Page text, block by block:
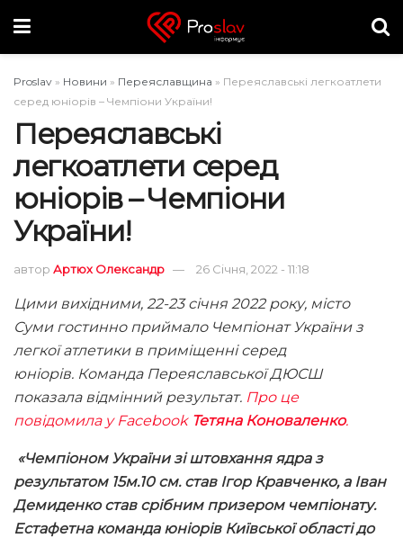
Proslav » Новини » Переяславщина » Переяславські легкоатлети
серед юніорів – Чемпіони України!
Переяславські
легкоатлети серед
юніорів – Чемпіони
України!
автор Артюх Олександр 26 Січня, 2022 - 11:18
Цими вихідними, 22-23 січня 2022 року, місто
Суми гостинно приймало Чемпіонат України з
легкої атлетики в приміщенні серед
юніорів. Команда Переяславської ДЮСШ
показала відмінний результат. Про це
повідомила у Facebook Тетяна Коноваленко.
«Чемпіоном України зі штовхання ядра з
результатом 15м.10 см. став Ігор Кравченко, а Іван
Демиденко став срібним призером чемпіонату.
Естафетна команда юніорів Київської області до